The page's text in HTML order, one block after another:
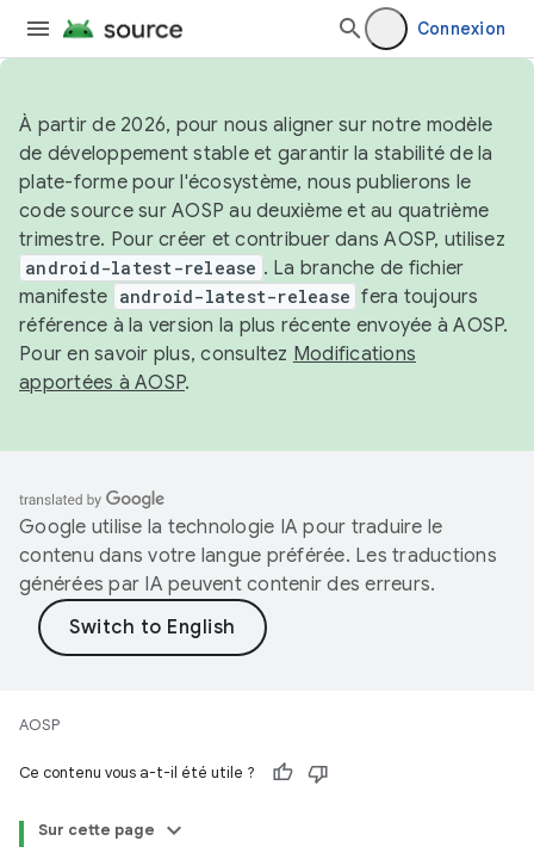
Connexion
À partir de 2026, pour nous aligner sur notre modèle
de développement stable et garantir la stabilité de la
plate-forme pour l'écosystème, nous publierons le
code source sur AOSP au deuxième et au quatrième
trimestre. Pour créer et contribuer dans AOSP, utilisez
android-latest-release . La branche de fichier
manifeste android-latest-release fera toujours
référence à la version la plus récente envoyée à AOSP.
Pour en savoir plus, consultez Modifications
apportées à AOSP.
Google utilise la technologie IA pour traduire le
contenu dans votre langue préférée. Les traductions
générées par IA peuvent contenir des erreurs.
AOSP
Ce contenu vous a-t-il été utile ?
Sur cette page